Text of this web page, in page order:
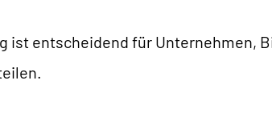
ist entscheidend für Unternehmen,